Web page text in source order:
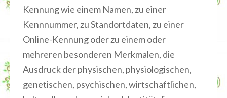
Kennung wie einem Namen, zu einer
Kennnummer, zu Standortdaten, zu einer
Online-Kennung oder zu einem oder
mehreren besonderen Merkmalen, die
Ausdruck der physischen, physiologischen,
genetischen, psychischen, wirtschaftlichen,